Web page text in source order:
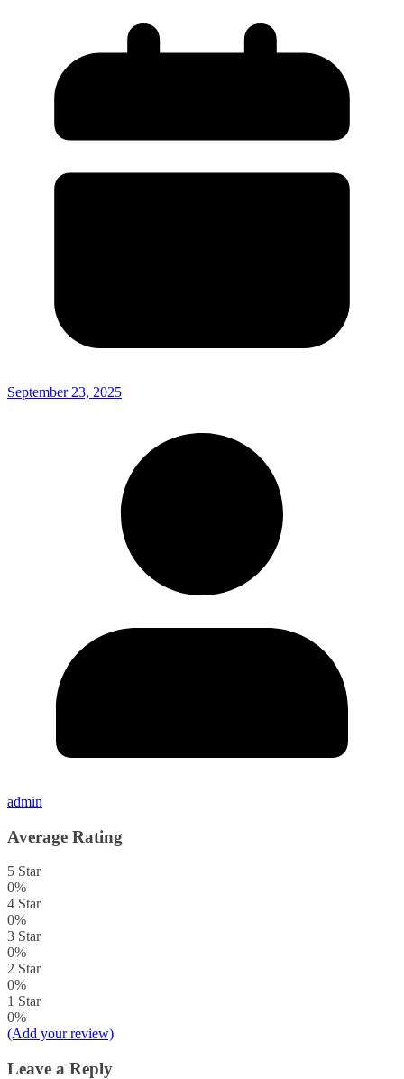
September 23, 2025
admin
Average Rating
5 Star
0%
4 Star
0%
3 Star
0%
2 Star
0%
1 Star
0%
(Add your review)
Leave a Reply